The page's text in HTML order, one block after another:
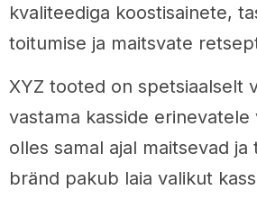
kvaliteediga koostisainete,
toitumise ja maitsvate
XYZ tooted on spetsiaalselt
vastama kasside erinevatele
olles samal ajal maitsevad ja
bränd pakub laia valikut